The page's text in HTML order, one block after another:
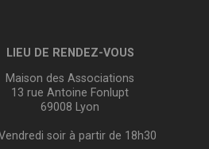
LIEU DE RENDEZ-VOUS
Maison des Associations
13 rue Antoine Fonlupt
69008 Lyon
Vendredi soir à partir de 18h30